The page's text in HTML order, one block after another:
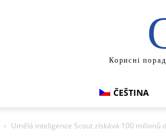
Корисні
ČEŠTINA
Umělá inteligence Scout získává 100 milionů